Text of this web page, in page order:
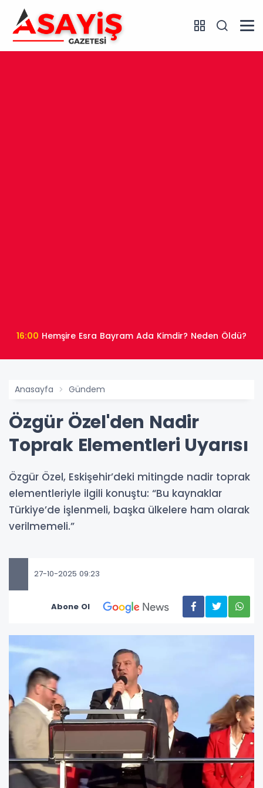
16:00 Hemşire Esra Bayram Ada Kimdir? Neden Öldü?
Anasayfa Gündem
Özgür Özel'den Nadir
Toprak Elementleri Uyarısı
Özgür Özel, Eskişehir’deki mitingde nadir toprak
elementleriyle ilgili konuştu: “Bu kaynaklar
Türkiye’de işlenmeli, başka ülkelere ham olarak
verilmemeli.”
27-10-2025 09:23
Abone Ol